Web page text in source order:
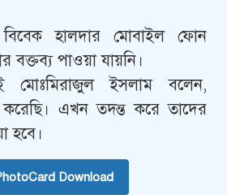
হালদার মোবাইল ফোন
বক্তব্য পাওয়া যায়নি।
মোঃমিরাজুল ইসলাম বলেন,
করেছি। এখন তদন্ত করে তাদের
হবে।
Download